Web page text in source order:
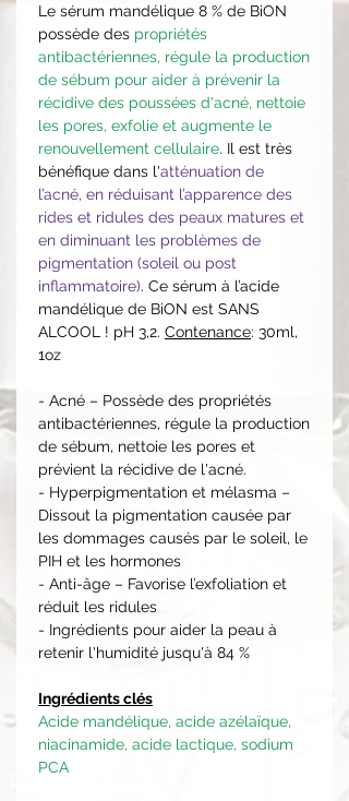
Le sérum mandélique 8 % de BiON
possède des propriétés
antibactériennes, régule la production
de sébum pour aider à prévenir la
récidive des poussées d'acné, nettoie
les pores, exfolie et augmente le
renouvellement cellulaire. Il est très
bénéfique dans l'atténuation de
l’acné, en réduisant l’apparence des
rides et ridules des peaux matures et
en diminuant les problèmes de
pigmentation (soleil ou post
inflammatoire). Ce sérum à l’acide
mandélique de BiON est SANS
ALCOOL ! pH 3,2. Contenance: 30ml,
1oz
- Acné – Possède des propriétés
antibactériennes, régule la production
de sébum, nettoie les pores et
prévient la récidive de l'acné.
- Hyperpigmentation et mélasma –
Dissout la pigmentation causée par
les dommages causés par le soleil, le
PIH et les hormones
- Anti-âge – Favorise l’exfoliation et
réduit les ridules
- Ingrédients pour aider la peau à
retenir l'humidité jusqu'à 84 %
Ingrédients clés
Acide mandélique, acide azélaïque,
niacinamide, acide lactique, sodium
PCA